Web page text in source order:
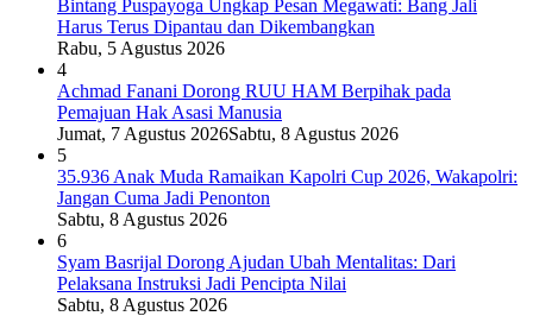
Bintang Puspayoga Ungkap Pesan Megawati: Bang Jali
Harus Terus Dipantau dan Dikembangkan
Rabu, 5 Agustus 2026
4
Achmad Fanani Dorong RUU HAM Berpihak pada
Pemajuan Hak Asasi Manusia
Jumat, 7 Agustus 2026Sabtu, 8 Agustus 2026
5
35.936 Anak Muda Ramaikan Kapolri Cup 2026, Wakapolri:
Jangan Cuma Jadi Penonton
Sabtu, 8 Agustus 2026
6
Syam Basrijal Dorong Ajudan Ubah Mentalitas: Dari
Pelaksana Instruksi Jadi Pencipta Nilai
Sabtu, 8 Agustus 2026